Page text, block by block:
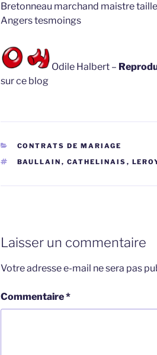
Bretonneau marchand maistre
Angers tesmoings
Odile Halbert –
sur ce blog
CATÉGORIES
CONTRATS DE MARIAGE
ÉTIQUETTES
BAULLAIN , CATHELINAIS ,
Laisser un commentaire
Votre adresse e-mail ne sera pas
Commentaire*